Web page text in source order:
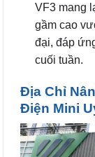
VF3 mang
gầm cao
đại, đáp
cuối tuần.
Địa Chỉ
Điện Mini